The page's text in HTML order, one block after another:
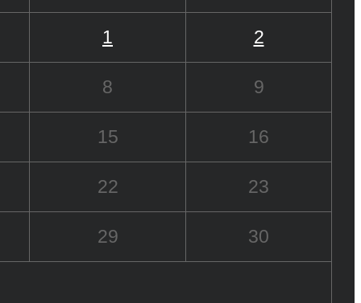
1 2
8 9
15 16
22 23
29 30